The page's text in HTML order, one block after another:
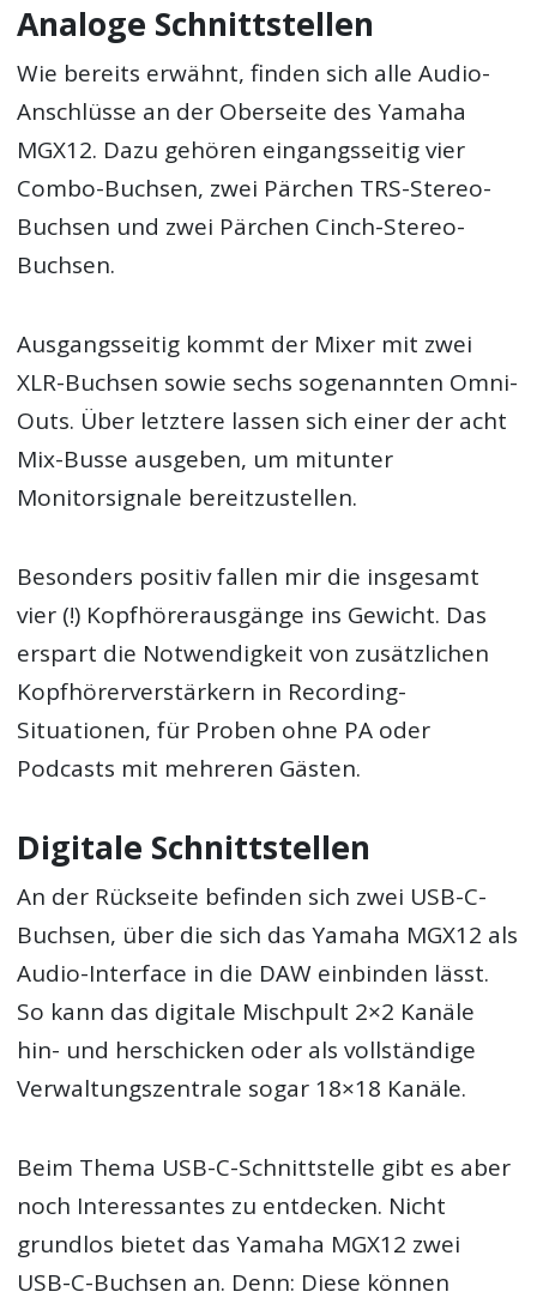
Analoge Schnittstellen
Wie bereits erwähnt, finden sich alle Audio-
Anschlüsse an der Oberseite des Yamaha
MGX12. Dazu gehören eingangsseitig vier
Combo-Buchsen, zwei Pärchen TRS-Stereo-
Buchsen und zwei Pärchen Cinch-Stereo-
Buchsen.
Ausgangsseitig kommt der Mixer mit zwei
XLR-Buchsen sowie sechs sogenannten Omni-
Outs. Über letztere lassen sich einer der acht
Mix-Busse ausgeben, um mitunter
Monitorsignale bereitzustellen.
Besonders positiv fallen mir die insgesamt
vier (!) Kopfhörerausgänge ins Gewicht. Das
erspart die Notwendigkeit von zusätzlichen
Kopfhörerverstärkern in Recording-
Situationen, für Proben ohne PA oder
Podcasts mit mehreren Gästen.
Digitale Schnittstellen
An der Rückseite befinden sich zwei USB-C-
Buchsen, über die sich das Yamaha MGX12 als
Audio-Interface in die DAW einbinden lässt.
So kann das digitale Mischpult 2×2 Kanäle
hin- und herschicken oder als vollständige
Verwaltungszentrale sogar 18×18 Kanäle.
Beim Thema USB-C-Schnittstelle gibt es aber
noch Interessantes zu entdecken. Nicht
grundlos bietet das Yamaha MGX12 zwei
USB-C-Buchsen an. Denn: Diese können